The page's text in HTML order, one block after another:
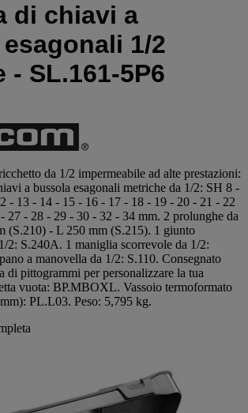
di chiavi a
1/2
- SL.161-5P6
da 1/2 impermeabile ad alte prestazioni:
a bussola esagonali metriche da 1/2: SH 8 -
- 13 - 14 - 15 - 16 - 17 - 18 - 19 - 20 - 21 - 22
27 - 28 - 29 - 30 - 32 - 34 mm. 2 prolunghe da
(S.210) - L 250 mm (S.215). 1 giunto
2: S.240A. 1 maniglia scorrevole da 1/2:
a manovella da 1/2: S.110. Consegnato
di pittogrammi per personalizzare la tua
vuota: BP.MBOXL. Vassoio termoformato
PL.L03. Peso: 5,795 kg.